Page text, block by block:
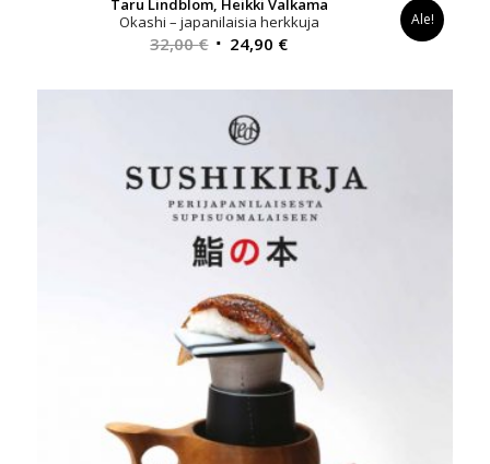
Taru Lindblom, Heikki Valkama
Okashi – japanilaisia herkkuja
32,00€ Alkuperäinen
oli:
32,00 €.
24,90 €Nykyinen
on:
Ale!